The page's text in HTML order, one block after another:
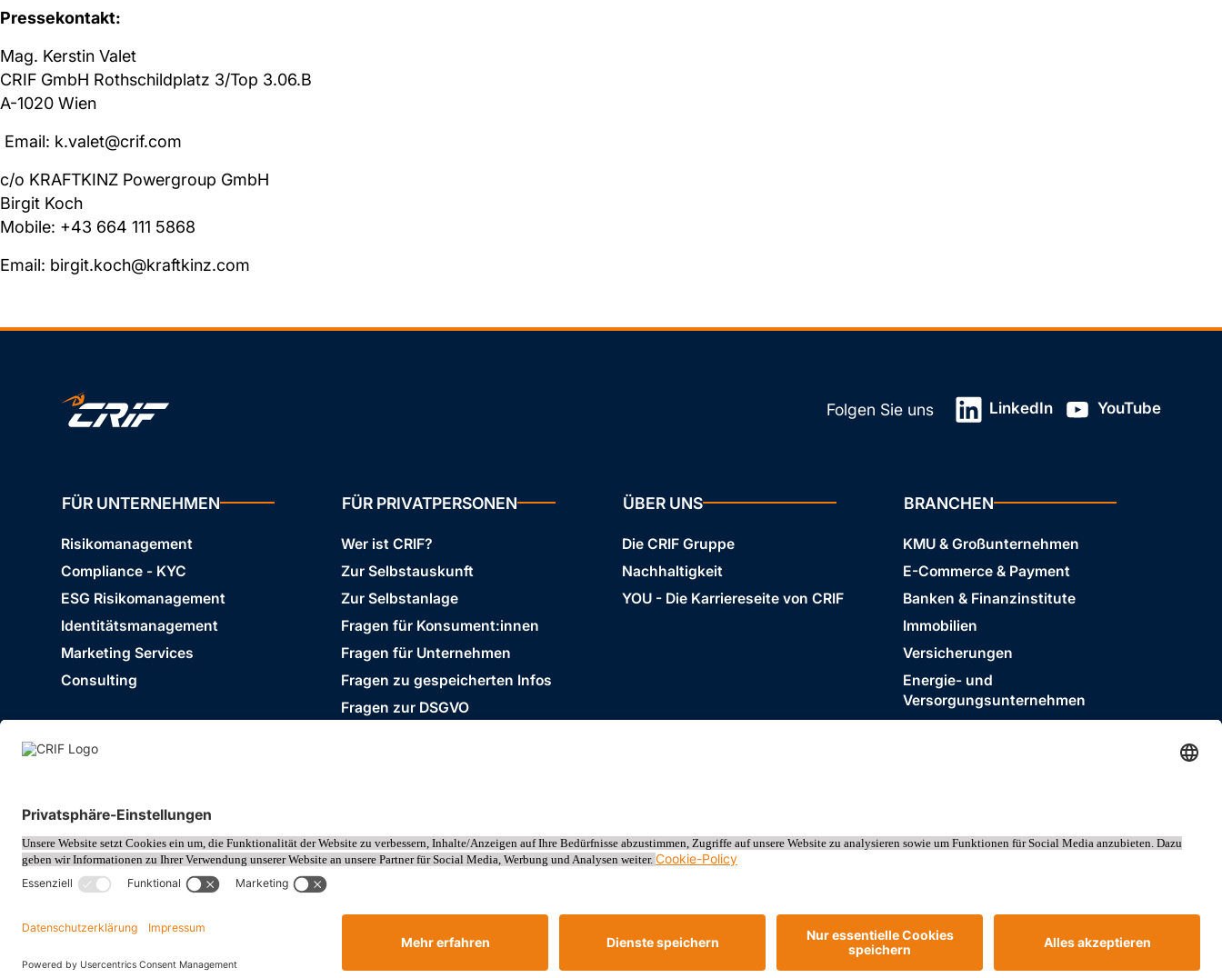
Pressekontakt:
Mag. Kerstin Valet
CRIF GmbH Rothschildplatz 3/Top 3.06.B
A-1020 Wien
Email: k.valet@crif.com
c/o KRAFTKINZ Powergroup GmbH
Birgit Koch
Mobile: +43 664 111 5868
Email: birgit.koch@kraftkinz.com
Folgen Sie uns LinkedIn YouTube
FÜR UNTERNEHMEN
Risikomanagement
Compliance - KYC
ESG Risikomanagement
Identitätsmanagement
Marketing Services
Consulting
FÜR PRIVATPERSONEN
Wer ist CRIF?
Zur Selbstauskunft
Zur Selbstanlage
Fragen für Konsument:innen
Fragen für Unternehmen
Fragen zu gespeicherten Infos
Fragen zur DSGVO
ÜBER UNS
Die CRIF Gruppe
Nachhaltigkeit
YOU - Die Karriereseite von CRIF
BRANCHEN
KMU & Großunternehmen
E-Commerce & Payment
Banken & Finanzinstitute
Immobilien
Versicherungen
Energie- und
Versorgungsunternehmen
© 2026 CRIF GmbH AT | Copyright
Rothschildplatz 3/Top 3.06.B, A-1020 Wien, Österreich
Company with Management System Certified by DNV - ISO 9001, ISO 45001, ISO/IEC 27001, ISO 14001